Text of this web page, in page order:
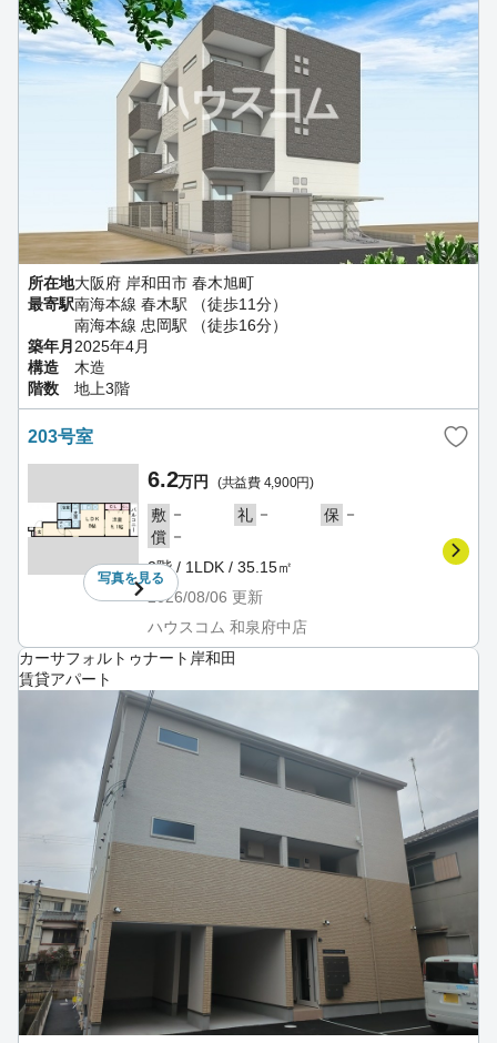
所在地大阪府 岸和田市 春木旭町
最寄駅南海本線 春木駅 （徒歩11分）
南海本線 忠岡駅 （徒歩16分）
築年月 2025年4月
構造
木造
階数
地上3階
203号室
写真を見る
6.2万円 (共益費 4,900円)
敷 － 礼 － 保 －
償 －
2階 / 1LDK / 35.15㎡
2026/08/06 更新
ハウスコム 和泉府中店
カーサフォルトゥナート岸和田
賃貸アパート